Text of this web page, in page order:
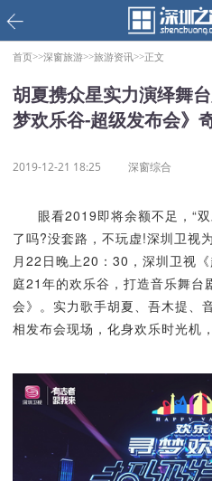
首页>>深窗旅游>>旅游资讯>>正文
胡夏携众星实力演绎舞
梦欢乐谷-超级发布会》
2019-12-21 18:25 深窗综合
眼看2019即将余额不足，“
了吗?没套路，不玩虚!深圳卫视
月22日晚上20：30，深圳卫视
庭21年的欢乐谷，打造音乐舞台
会》。实力歌手胡夏、吾木提、
相发布会现场，化身欢乐时光机